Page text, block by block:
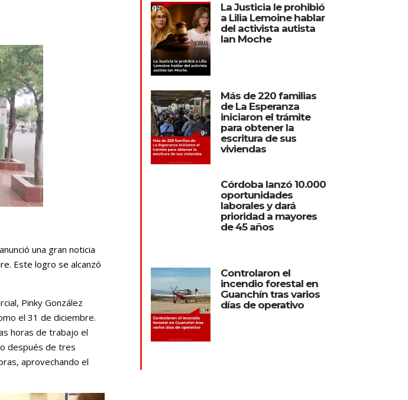
una gran noticia
Este logro se alcanzó
Pinky González
el 31 de diciembre.
horas de trabajo el
después de tres
aprovechando el
La Justicia le prohibió
a Lilia Lemoine hablar
del activista autista
Ian Moche
Más de 220 familias
de La Esperanza
iniciaron el trámite
para obtener la
escritura de sus
viviendas
Córdoba lanzó 10.000
oportunidades
laborales y dará
prioridad a mayores
de 45 años
Controlaron el
incendio forestal en
Guanchín tras varios
días de operativo